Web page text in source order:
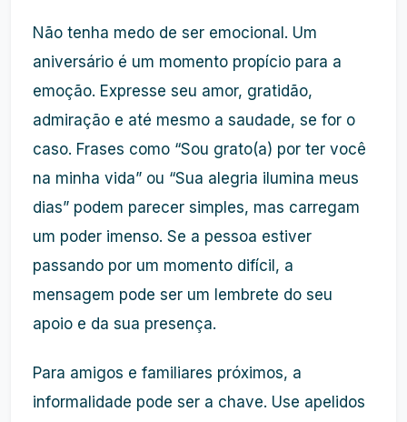
Não tenha medo de ser emocional. Um
aniversário é um momento propício para a
emoção. Expresse seu amor, gratidão,
admiração e até mesmo a saudade, se for o
caso. Frases como “Sou grato(a) por ter você
na minha vida” ou “Sua alegria ilumina meus
dias” podem parecer simples, mas carregam
um poder imenso. Se a pessoa estiver
passando por um momento difícil, a
mensagem pode ser um lembrete do seu
apoio e da sua presença.
Para amigos e familiares próximos, a
informalidade pode ser a chave. Use apelidos